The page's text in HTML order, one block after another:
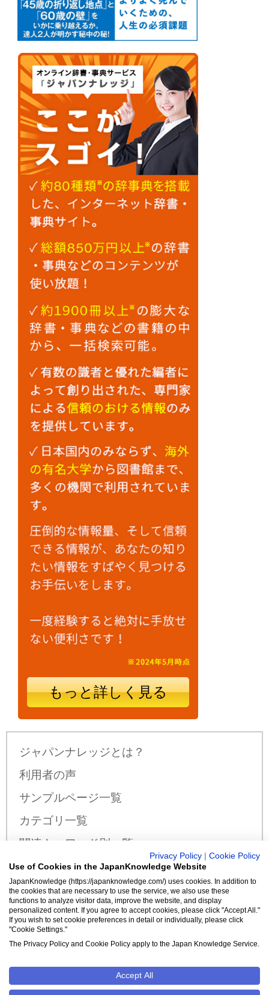
もっと詳しく見る
ジャパンナレッジとは？
利用者の声
サンプルページ一覧
カテゴリ一覧
関連キーワード別一覧
サンプル公開辞書・事典一覧
料金・収録コンテンツ
新規入会はこちら
クッキーポリシー Cookie設定
Privacy Policy
Cookie Policy
Use of Cookies in the JapanKnowledge Website
JapanKnowledge (https://japanknowledge.com/) uses cookies. In addition to
the cookies that are necessary to use the service, we also use these
functions to analyze visitor data, improve the website, and display
personalized content. If you agree to accept cookies, please click "Accept All."
If you wish to set cookie preferences in detail or individually, please click
"Cookie Settings."
The Privacy Policy and Cookie Policy apply to the Japan Knowledge Service.
Accept All